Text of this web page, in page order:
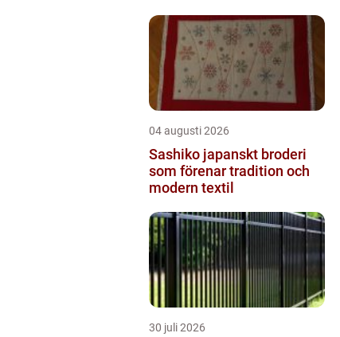
04 augusti 2026
Sashiko japanskt broderi
som förenar tradition och
modern textil
30 juli 2026